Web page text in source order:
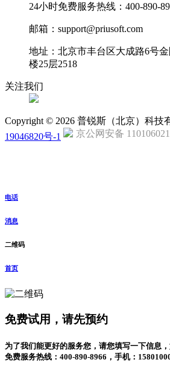
24小时免费服务热线：400-890-
邮箱：support@priusoft.com
地址：北京市丰台区大成路6号
楼25层2518
关注我们
Copyright © 2026 普锐斯（北京）科
19046820号-1
京公网安备
电话
消息
二维码
首页
免费试用，请先预约
为了我们能更好的服务您，请您填写一下信息
免费服务热线：400-890-8966，手机：